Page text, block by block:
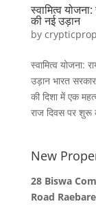
स्वामित्व
की नई उड़ान
by
स्वामित्व
उड़ान भारत
की दिशा में एक
राज दिवस पर शुरू
New
28 Biswa
Road